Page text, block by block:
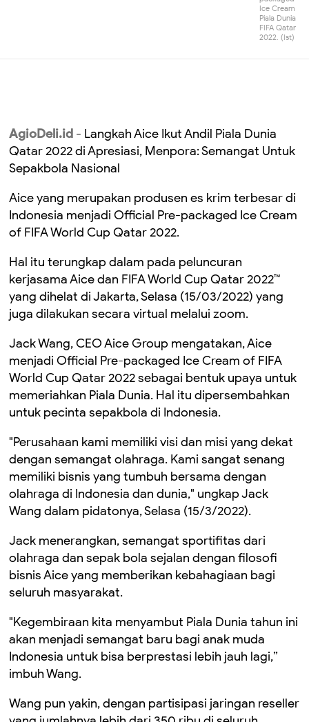
Ice Cream
Piala Dunia
FIFA Qatar
2022. (Ist)
AgioDeli.id - Langkah Aice Ikut Andil Piala Dunia
Qatar 2022 di Apresiasi, Menpora: Semangat Untuk
Sepakbola Nasional
Aice yang merupakan produsen es krim terbesar di
Indonesia menjadi Official Pre-packaged Ice Cream
of FIFA World Cup Qatar 2022.
Hal itu terungkap dalam pada peluncuran
kerjasama Aice dan FIFA World Cup Qatar 2022™
yang dihelat di Jakarta, Selasa (15/03/2022) yang
juga dilakukan secara virtual melalui zoom.
Jack Wang, CEO Aice Group mengatakan, Aice
menjadi Official Pre-packaged Ice Cream of FIFA
World Cup Qatar 2022 sebagai bentuk upaya untuk
memeriahkan Piala Dunia. Hal itu dipersembahkan
untuk pecinta sepakbola di Indonesia.
"Perusahaan kami memiliki visi dan misi yang dekat
dengan semangat olahraga. Kami sangat senang
memiliki bisnis yang tumbuh bersama dengan
olahraga di Indonesia dan dunia," ungkap Jack
Wang dalam pidatonya, Selasa (15/3/2022).
Jack menerangkan, semangat sportifitas dari
olahraga dan sepak bola sejalan dengan filosofi
bisnis Aice yang memberikan kebahagiaan bagi
seluruh masyarakat.
"Kegembiraan kita menyambut Piala Dunia tahun ini
akan menjadi semangat baru bagi anak muda
Indonesia untuk bisa berprestasi lebih jauh lagi,”
imbuh Wang.
Wang pun yakin, dengan partisipasi jaringan reseller